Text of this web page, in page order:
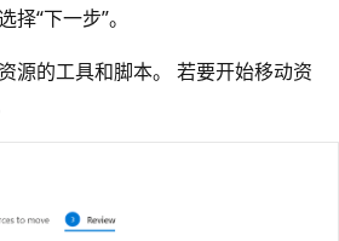
“下一步”。
源的工具和脚本。 若要开始移动资